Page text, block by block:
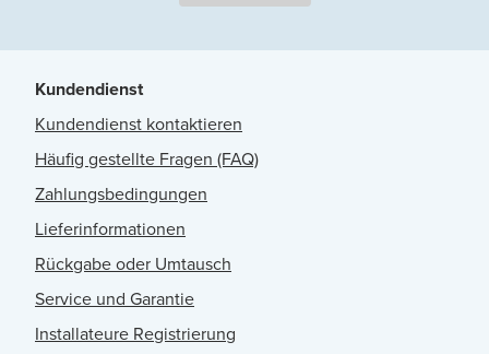
Kundendienst
Kundendienst kontaktieren
Häufig gestellte Fragen (FAQ)
Zahlungsbedingungen
Lieferinformationen
Rückgabe oder Umtausch
Service und Garantie
Installateure Registrierung